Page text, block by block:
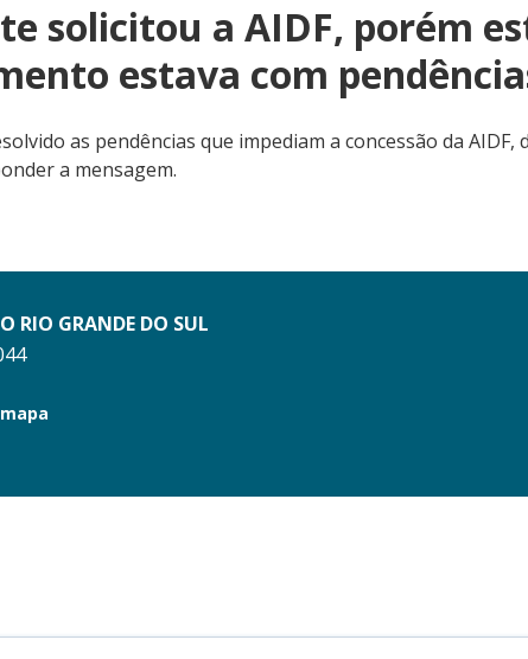
solicitou a AIDF, porém
estava com
as pendências que impediam a concessão da
a mensagem.
RIO GRANDE DO SUL
mapa